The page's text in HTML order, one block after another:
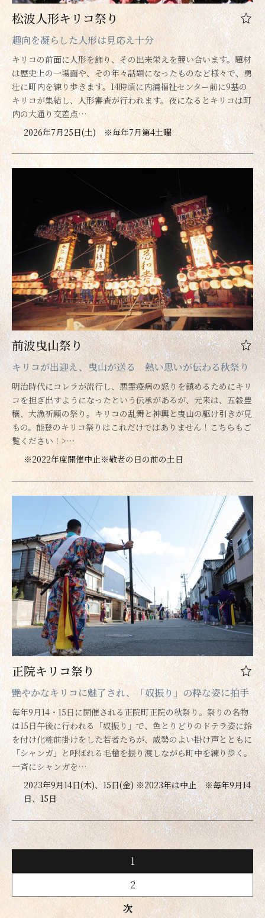
松波人形キリコ祭り
趣向を凝らした人形は見応え十分
キリコの前面に人形を飾り、その出来栄えを競い合います。題材
は歴史上の一場面や、その年々話題になったものなど様々で、勇
壮に町内を練り歩きます。14時頃に内浦福祉センター前に9基の
キリコが集結し、人形審査が行われます。夜になるとキリコは町
内の大通り交差点…
2026年7月25日(土) ※毎年7月第4土曜
前波曳山祭り
キリコが出迎え、曳山が送る 熱い思いが伝わる秋祭り
明治時代にコレラが流行し、悪霊疫病の怒りを鎮めるためにキリ
コを担ぎ出すようになったという伝承があるが、元来は、五穀豊
穣、大漁祈願の祭り。キリコの乱舞と神輿と曳山の駆け引きが見
もの。能登のキリコ祭りはこれだけではありません！こちらもご
覧ください！>…
※2022年度開催中止※敬老の日の前の土日
正院キリコ祭り
艶やかなキリコに魅了され、「奴振り」の粋な姿に拍手
毎年9月14・15日に開催される正院町正院の秋祭り。祭りの名物
は15日午後に行われる「奴振り」で、色とりどりのドテラ姿に鈴
を付け化粧前掛けをした若者たちが、威勢のよい掛け声とともに
「シャンガ」と呼ばれる毛槍を振り渡しながら町中を練り歩く。
一斉にシャンガを…
2023年9月14日(木)、15日(金) ※2023年は中止 ※毎年9月14
日、15日
1
2
次